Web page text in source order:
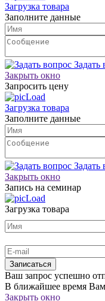
Загрузка товара
Заполните данные
Задать
Закрыть окно
Запросить цену
Загрузка товара
Заполните данные
Задать
Закрыть окно
Запись на семинар
Загрузка товара
Записаться
Ваш запрос успешно
В ближайшее время
Закрыть окно